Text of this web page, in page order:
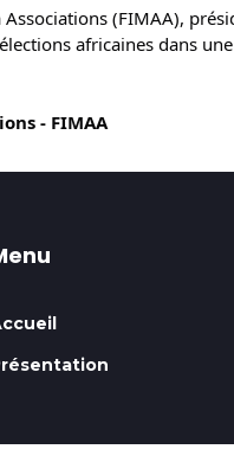
(FIMAA),
africaines dans
- FIMAA